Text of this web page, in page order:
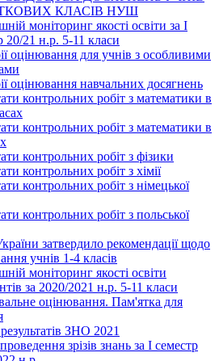
КЛАСІВ НУШ
моніторинг якості освіти за І
20/21 н.р. 5-11 класи
оцінювання для учнів з особливими
оцінювання навчальних досягнень
контрольних робіт з математики в
контрольних робіт з математики в
контрольних робіт з фізики
контрольних робіт з хімії
контрольних робіт з німецької
контрольних робіт з польської
затвердило рекомендації щодо
учнів 1-4 класів
моніторинг якості освіти
за 2020/2021 н.р. 5-11 класи
оцінювання. Пам'ятка для
ЗНО 2021
зрізів знань за І семестр